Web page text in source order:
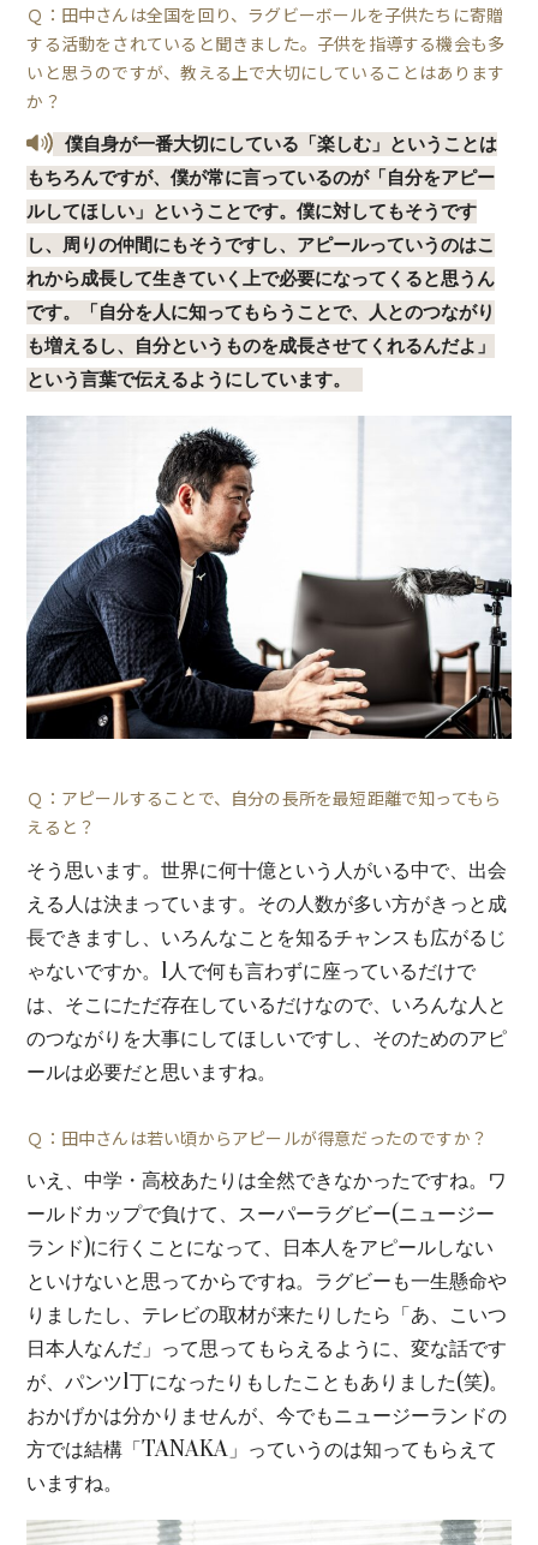
Ｑ：田中さんは全国を回り、ラグビーボールを子供たちに寄贈
する活動をされていると聞きました。子供を指導する機会も多
いと思うのですが、教える上で大切にしていることはあります
か？
僕自身が一番大切にしている「楽しむ」ということは
もちろんですが、僕が常に言っているのが「自分をアピー
ルしてほしい」ということです。僕に対してもそうです
し、周りの仲間にもそうですし、アピールっていうのはこ
れから成長して生きていく上で必要になってくると思うん
です。「自分を人に知ってもらうことで、人とのつながり
も増えるし、自分というものを成長させてくれるんだよ」
という言葉で伝えるようにしています。
Ｑ：アピールすることで、自分の長所を最短距離で知ってもら
えると？
そう思います。世界に何十億という人がいる中で、出会
える人は決まっています。その人数が多い方がきっと成
長できますし、いろんなことを知るチャンスも広がるじ
ゃないですか。1人で何も言わずに座っているだけで
は、そこにただ存在しているだけなので、いろんな人と
のつながりを大事にしてほしいですし、そのためのアピ
ールは必要だと思いますね。
Ｑ：田中さんは若い頃からアピールが得意だったのですか？
いえ、中学・高校あたりは全然できなかったですね。ワ
ールドカップで負けて、スーパーラグビー(ニュージー
ランド)に行くことになって、日本人をアピールしない
といけないと思ってからですね。ラグビーも一生懸命や
りましたし、テレビの取材が来たりしたら「あ、こいつ
日本人なんだ」って思ってもらえるように、変な話です
が、パンツ1丁になったりもしたこともありました(笑)。
おかげかは分かりませんが、今でもニュージーランドの
方では結構「TANAKA」っていうのは知ってもらえて
いますね。